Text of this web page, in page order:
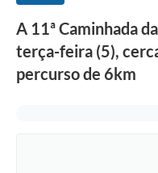
Turismo
Portal de Leis
A 11ª Caminhada
terça-feira (5),
percurso de 6km